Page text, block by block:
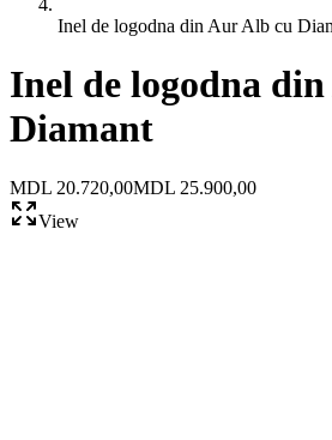
Inel de logodna din Aur Alb cu
Inel de logodna
Diamant
MDL 20.720,00MDL 25.900,00
View